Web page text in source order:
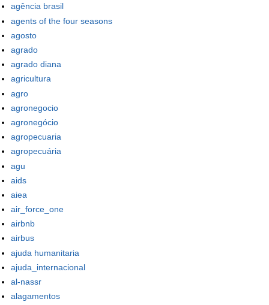
agência brasil
agents of the four seasons
agosto
agrado
agrado diana
agricultura
agro
agronegocio
agronegócio
agropecuaria
agropecuária
agu
aids
aiea
air_force_one
airbnb
airbus
ajuda humanitaria
ajuda_internacional
al-nassr
alagamentos